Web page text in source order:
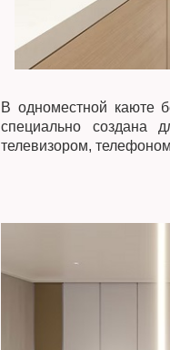
В одноместной каюте
специально создана
телевизором,